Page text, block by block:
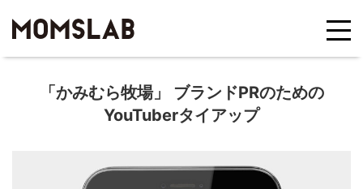
「かみむら牧場」 ブランドPRのための
YouTuberタイアップ